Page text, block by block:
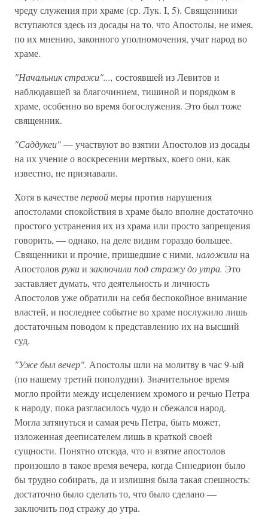
чреду служения при храме (ср. Лук. I, 5). Священники
вступаются здесь из досады на то, что Апостолы, не имея,
по их мнению, законного уполномочения, учат народ во
храме.
"Начальник стражи"..., состоявшей из Левитов и
наблюдавшей за благочинием, тишиной и порядком в
храме, особенно во время богослужения. Это был тоже
священник.
"Саддукеи"— участвуют во взятии Апостолов из досады
на их учение о воскресении мертвых, коего они, как
известно, не признавали.
Хотя в качествепервоймеры против нарушения
апостолами спокойствия в храме было вполне достаточно
простого устранения их из храма или просто запрещения
говорить, — однако, на деле видим гораздо большее.
Священники и прочие, пришедшие с ними, наложилина
Апостолов рукии заключили под стражу до утра. Это
заставляет думать, что деятельность и личность
Апостолов уже обратили на себя беспокойное внимание
властей, и последнее событие во храме послужило лишь
достаточным поводом к представлению их на высший
суд.
"Уже был вечер". Апостолы шли на молитву в час 9-ый
(по нашему третий пополудни). Значительное время
могло пройти между исцелением хромого и речью Петра
к народу, пока разгласилось чудо и сбежался народ.
Могла затянуться и самая речь Петра, быть может,
изложенная дееписателем лишь в краткой своей
сущности. Понятно отсюда, что и взятие апостолов
произошло в такое время вечера, когда Сннедрион было
бы трудно собирать, да и излишня была такая спешность:
достаточно было сделать то, что было сделано —
заключить под стражу до утра.